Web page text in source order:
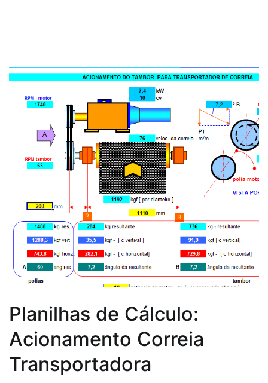
Planilhas de Cálculo:
Acionamento Correia
Transportadora